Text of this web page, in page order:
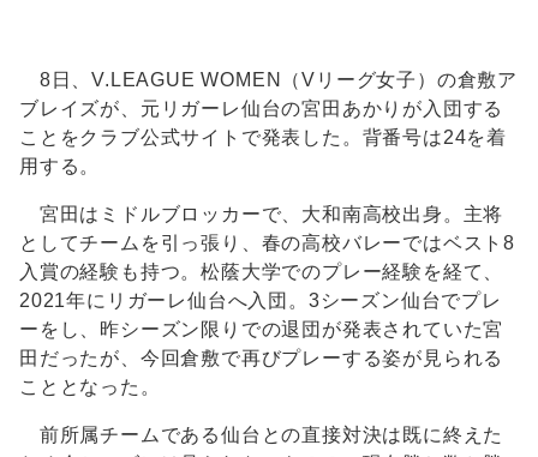
8日、V.LEAGUE WOMEN（Vリーグ女子）の倉敷ア
ブレイズが、元リガーレ仙台の宮田あかりが入団する
ことをクラブ公式サイトで発表した。背番号は24を着
用する。
宮田はミドルブロッカーで、大和南高校出身。主将
としてチームを引っ張り、春の高校バレーではベスト8
入賞の経験も持つ。松蔭大学でのプレー経験を経て、
2021年にリガーレ仙台へ入団。3シーズン仙台でプレ
ーをし、昨シーズン限りでの退団が発表されていた宮
田だったが、今回倉敷で再びプレーする姿が見られる
こととなった。
前所属チームである仙台との直接対決は既に終えた